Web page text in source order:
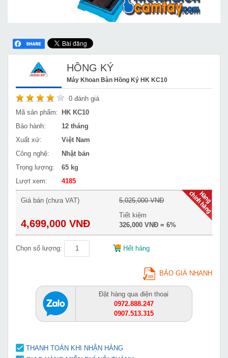
HỒNG KÝ
Máy Khoan Bàn Hồng Ký HK KC10
0 đánh giá
Mã sản phẩm:
HK KC10
Bảo hành:
12 tháng
Xuất xứ:
Việt Nam
Công nghệ:
Nhật bản
Trọng lượng:
65 kg
Lượt xem:
4185
Giá bán (chưa VAT)
4,699,000 VNĐ
5,025,000 VNĐ
Tiết kiệm
326,000 VNĐ = 6%
Chọn số lượng: Hết hàng
BÁO GIÁ NHANH
Đặt hàng qua điện thoại
0972.888.247
0907.513.315
THANH TOÁN KHI NHẬN HÀNG